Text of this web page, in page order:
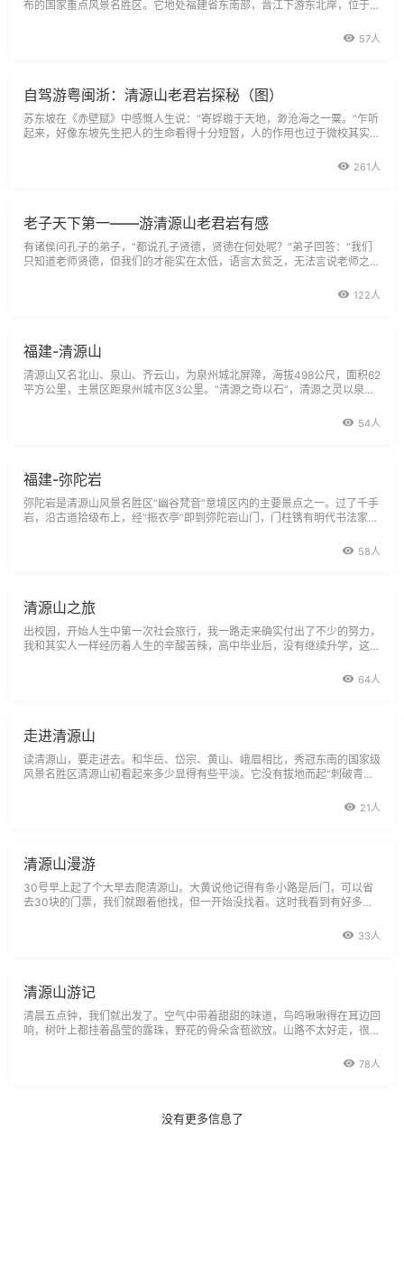
布的国家重点风景名胜区。它地处福建省东南部，晋江下游东北岸，位于东
面接壤。距厦门市106公里，福州市196公里。清源山又名北山、泉山、齐57人
自驾游粤闽浙：清源山老君岩探秘（图）
苏东坡在《赤壁赋》中感慨人生说：“寄蜉蝣于天地，渺沧海之一粟。”乍听
起来，好像东坡先生把人的生命看得十分短暂，人的作用也过于微校其实，
261人
老子天下第一——游清源山老君岩有感
有诸侯问孔子的弟子，“都说孔子贤德，贤德在何处呢？”弟子回答：“我们
只知道老师贤德，但我们的才能实在太低，语言太贫乏，无法言说老师之贤
价，所谓“高山仰止，景行行止”，终为万世师表。但孔子却也拜过师，也无
122人
福建-清源山
清源山又名北山、泉山、齐云山，为泉州城北屏障，海拔498公尺，面积62
平方公里，主景区距泉州城市区3公里。“清源之奇以石”，清源之灵以泉。
揽胜。山间水景多姿、泉、涧、潭、瀑有135处。据《方舆揽胜》一书载：
54人
福建-弥陀岩
弥陀岩是清源山风景名胜区“幽谷梵音”意境区内的主要景点之一。过了千手
岩，沿古道拾级布上，经“振衣亭”即到弥陀岩山门，门柱镌有明代书法家张
高望远，把酒临风的好去处。进山门，闻得弥陀瀑布，空谷传声，只见飞瀑
58人
清源山之旅
出校园，开始人生中第一次社会旅行，我一路走来确实付出了不少的努力，
我和其实人一样经历着人生的辛酸苦辣，高中毕业后，没有继续升学，这点
会再次回到校园中，手棒书本，听着校园操场那榕树上小鸟的清脆的声音，
64人
走进清源山
读清源山，要走进去。和华岳、岱宗、黄山、峨眉相比，秀冠东南的国家级
风景名胜区清源山初看起来多少显得有些平淡。它没有拔地而起“刺破青天
千尺”的巨瀑涌泉，虽然它曾名“泉山”；但清源山无疑是无比秀丽的。三十21人
清源山漫游
30号早上起了个大早去爬清源山。大黄说他记得有条小路是后门，可以省
去30块的门票，我们就跟着他找，但一开始没找着。这时我看到有好多摩
我载你们去，3个人50块。我听了呆了，心想，什么啊，就是不想花钱才去
33人
清源山游记
清晨五点钟，我们就出发了。空气中带着甜甜的味道，鸟鸣啾啾得在耳边回
响，树叶上都挂着晶莹的露珠，野花的骨朵含苞欲放。山路不太好走，很窄
踩得很稳，生怕摔跤。清源山静静地伫立，好象一位慈祥的老人微笑地看着
78人
没有更多信息了